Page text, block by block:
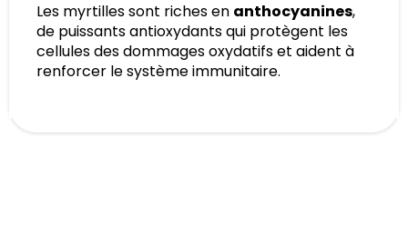
Les myrtilles sont riches en anthocyanines,
de puissants antioxydants qui protègent les
cellules des dommages oxydatifs et aident à
renforcer le système immunitaire.